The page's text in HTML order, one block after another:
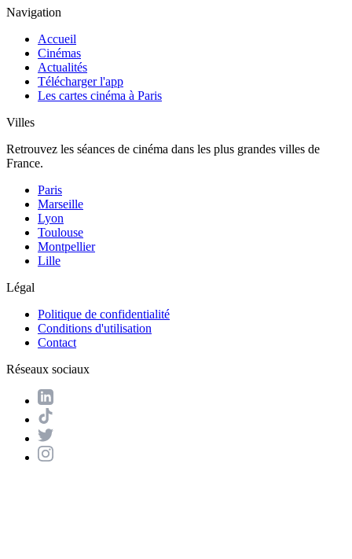
Navigation
Accueil
Cinémas
Actualités
Télécharger l'app
Les cartes cinéma à Paris
Villes
Retrouvez les séances de cinéma dans les plus grandes villes de
France.
Paris
Marseille
Lyon
Toulouse
Montpellier
Lille
Légal
Politique de confidentialité
Conditions d'utilisation
Contact
Réseaux sociaux